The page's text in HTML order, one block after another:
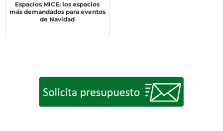
Espacios MICE: los espacios
más demandados para eventos
de Navidad